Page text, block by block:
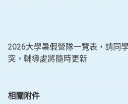
2026大學暑假營隊一覽表，請同
突，輔導處將隨時更新
相關附件